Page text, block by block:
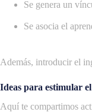
Se genera un
Se asocia el
Además, introducir el
Ideas para estimular
Aquí te compartimos